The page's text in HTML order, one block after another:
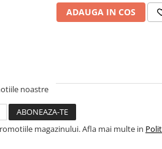
ADAUGA IN COS
noastre
magazinului. Afla mai multe in